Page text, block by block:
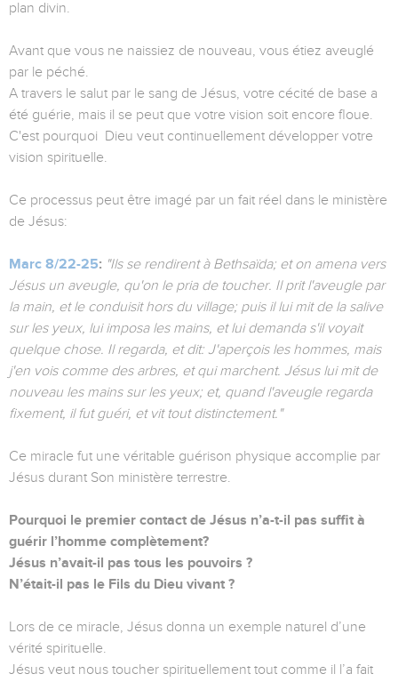
plan divin.
Avant que vous ne naissiez de nouveau, vous étiez aveuglé
par le péché.
A travers le salut par le sang de Jésus, votre cécité de base a
été guérie, mais il se peut que votre vision soit encore floue.
C'est pourquoi Dieu veut continuellement développer votre
vision spirituelle.
Ce processus peut être imagé par un fait réel dans le ministère
de Jésus:
Marc 8/22-25: "Ils se rendirent à Bethsaïda; et on amena vers
Jésus un aveugle, qu'on le pria de toucher. Il prit l'aveugle par
la main, et le conduisit hors du village; puis il lui mit de la salive
sur les yeux, lui imposa les mains, et lui demanda s'il voyait
quelque chose. Il regarda, et dit: J'aperçois les hommes, mais
j'en vois comme des arbres, et qui marchent. Jésus lui mit de
nouveau les mains sur les yeux; et, quand l'aveugle regarda
fixement, il fut guéri, et vit tout distinctement."
Ce miracle fut une véritable guérison physique accomplie par
Jésus durant Son ministère terrestre.
Pourquoi le premier contact de Jésus n’a-t-il pas suffit à
guérir l’homme complètement?
Jésus n’avait-il pas tous les pouvoirs ?
N’était-il pas le Fils du Dieu vivant ?
Lors de ce miracle, Jésus donna un exemple naturel d’une
vérité spirituelle.
Jésus veut nous toucher spirituellement tout comme il l’a fait